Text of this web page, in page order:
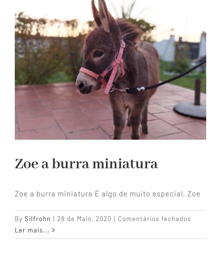
Zoe a burra miniatura
Zoe a burra miniatura É algo de muito especial, Zoe
By Silfrohn | 28 de Maio, 2020 | Comentários fechados
a
Ler mais...